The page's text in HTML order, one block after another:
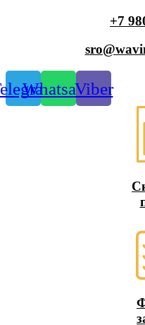
+7
WhatsappViber